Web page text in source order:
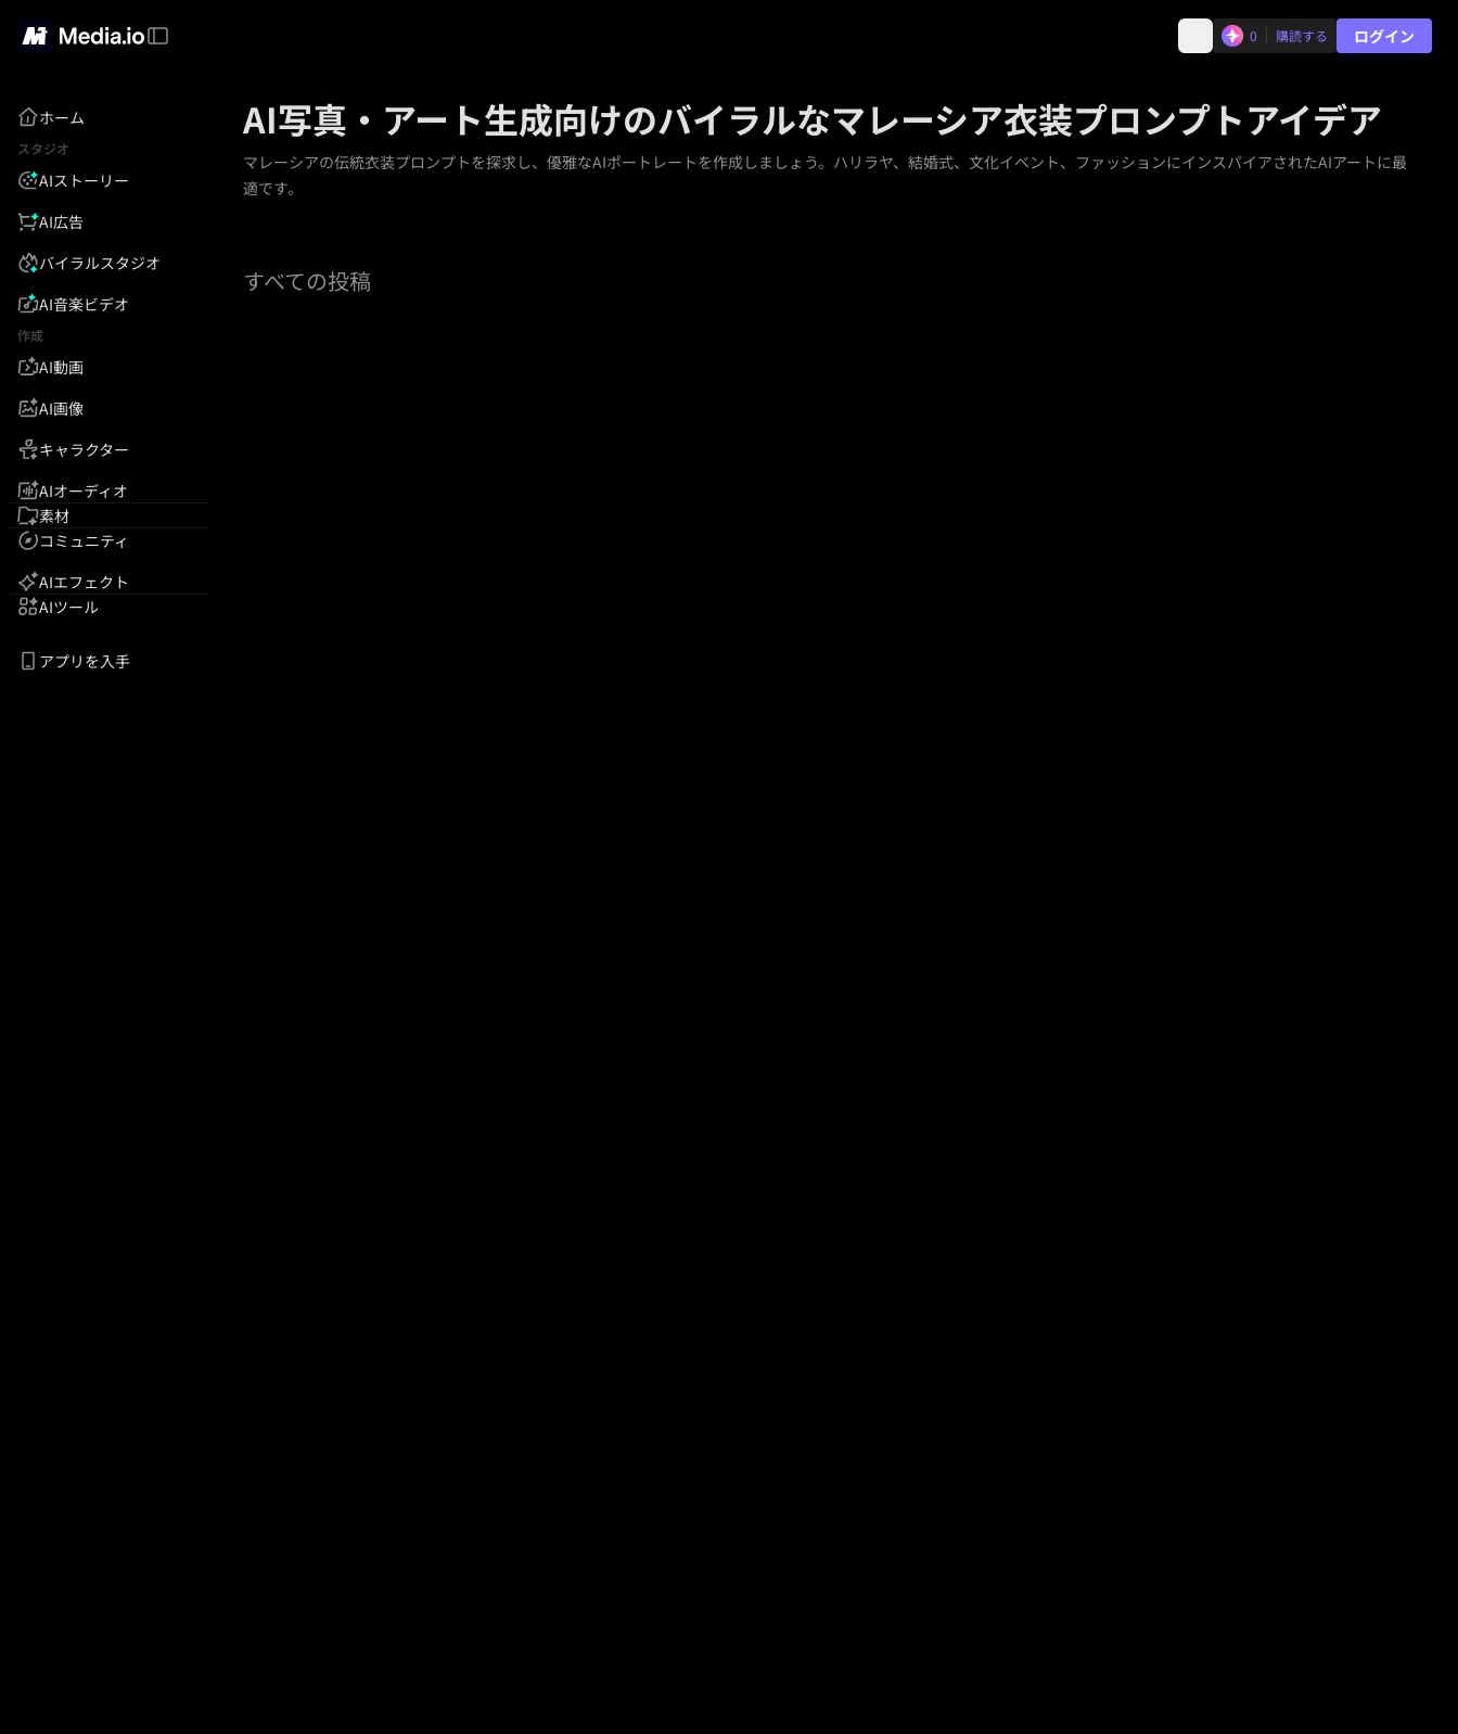
0 購読する ログイン
ホーム
スタジオ
AIストーリー
AI広告
バイラルスタジオ
AI音楽ビデオ
作成
AI動画
AI画像
キャラクター
AIオーディオ
素材
コミュニティ
AIエフェクト
AIツール
アプリを入手
AI写真・アート生成向けのバイラルなマレーシア衣装プロンプトアイデア
マレーシアの伝統衣装プロンプトを探求し、優雅なAIポートレートを作成しましょう。ハリラヤ、結婚式、文化イベント、ファッションにインスパイアされたAIアートに最
適です。
すべての投稿